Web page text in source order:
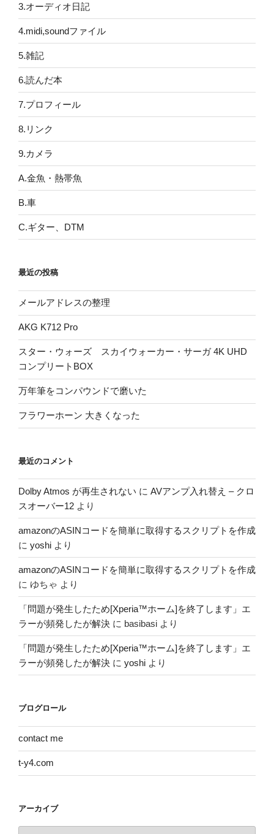
3.オーディオ日記
4.midi,soundファイル
5.雑記
6.読んだ本
7.プロフィール
8.リンク
9.カメラ
A.金魚・熱帯魚
B.車
C.ギター、DTM
最近の投稿
メールアドレスの整理
AKG K712 Pro
スター・ウォーズ スカイウォーカー・サーガ 4K UHD
コンプリートBOX
万年筆をコンパウンドで磨いた
フラワーホーン 大きくなった
最近のコメント
Dolby Atmos が再生されない に AVアンプ入れ替え – クロ
スオーバー12 より
amazonのASINコードを簡単に取得するスクリプトを作成
に yoshi より
amazonのASINコードを簡単に取得するスクリプトを作成
に ゆちゃ より
「問題が発生したため[Xperia™ホーム]を終了します」エ
ラーが頻発したが解決 に basibasi より
「問題が発生したため[Xperia™ホーム]を終了します」エ
ラーが頻発したが解決 に yoshi より
ブログロール
contact me
t-y4.com
アーカイブ